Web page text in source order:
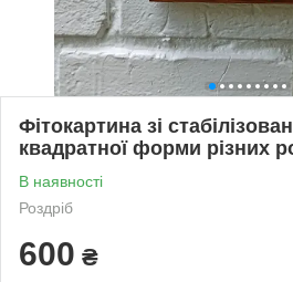
Фітокартина зі
квадратної форми різних
В наявності
Роздріб
600 ₴